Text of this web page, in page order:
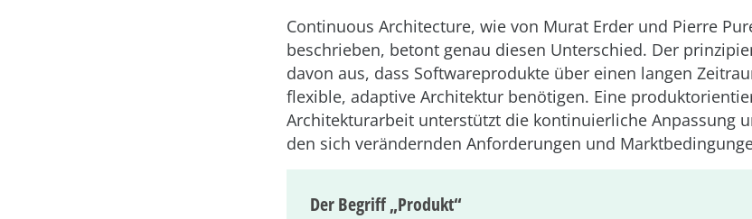
Continuous Architecture, wie von Murat Erder und Pierre
beschrieben, betont genau diesen Unterschied. Der
davon aus, dass Softwareprodukte über einen langen
flexible, adaptive Architektur benötigen. Eine
Architekturarbeit unterstützt die kontinuierliche Anpassung
den sich verändernden Anforderungen und
Der Begriff „Produkt“